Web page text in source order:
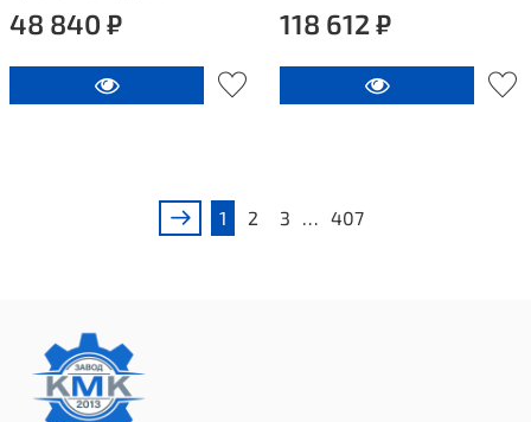
48 840 ₽ 118 612 ₽
1 2 3 407